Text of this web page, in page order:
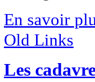
En savoir
Old Links
Les